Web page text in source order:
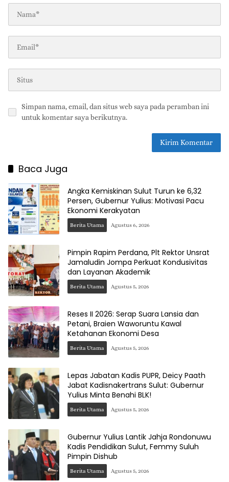
Simpan nama, email, dan situs web saya pada peramban ini
untuk komentar saya berikutnya.
Baca Juga
Angka Kemiskinan Sulut Turun ke 6,32
Persen, Gubernur Yulius: Motivasi Pacu
Ekonomi Kerakyatan
Berita Utama Agustus 6, 2026
Pimpin Rapim Perdana, Plt Rektor Unsrat
Jamaludin Jompa Perkuat Kondusivitas
dan Layanan Akademik
Berita Utama Agustus 5, 2026
Reses II 2026: Serap Suara Lansia dan
Petani, Braien Waworuntu Kawal
Ketahanan Ekonomi Desa
Berita Utama Agustus 5, 2026
Lepas Jabatan Kadis PUPR, Deicy Paath
Jabat Kadisnakertrans Sulut: Gubernur
Yulius Minta Benahi BLK!
Berita Utama Agustus 5, 2026
Gubernur Yulius Lantik Jahja Rondonuwu
Kadis Pendidikan Sulut, Femmy Suluh
Pimpin Dishub
Berita Utama Agustus 5, 2026